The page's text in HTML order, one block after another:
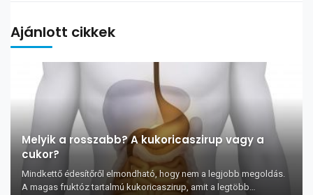
Ajánlott cikkek
Melyik a rosszabb? A kukoricaszirup vagy a
cukor?
Mindkettő édesítőről elmondható, hogy nem a legjobb megoldás.
A magas fruktóz tartalmú kukoricaszirup, amit a legtöbb